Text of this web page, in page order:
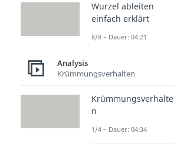
Wurzel ableiten
einfach erklärt
8/8 – Dauer: 04:21
Analysis
Krümmungsverhalten
Krümmungsverhalte
n
1/4 – Dauer: 04:34